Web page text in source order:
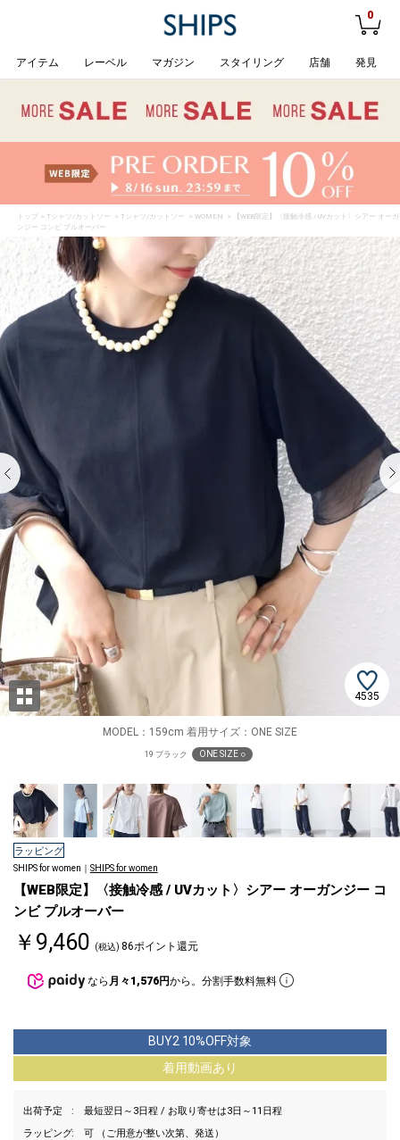
0
アイテム レーベル マガジン スタイリング 店舗 発見
トップ > Tシャツ/カットソー > Tシャツ/カットソー > WOMEN > 【WEB限定】〈接触冷感 / UVカット〉シアー オーガ
ンジー コンビ プルオーバー
4535
MODEL：159cm 着用サイズ：ONE SIZE
19 ブラック ONE SIZE ○
ラッピング
SHIPS for women｜ SHIPS for women
【WEB限定】〈接触冷感 / UVカット〉シアー オーガンジー コ
ンビ プルオーバー
￥9,460 (税込) 86ポイント還元
なら 月々1,576円から。分割手数料無料
BUY2 10%OFF対象
着用動画あり
出荷予定
最短翌日～3日程 / お取り寄せは3日～11日程
ラッピング
可 （ご用意が整い次第、発送）